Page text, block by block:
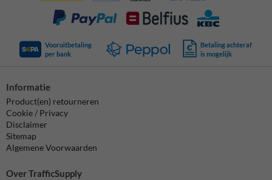
Vooruitbetaling
per bank
Betaling achteraf
is mogelijk
Informatie
Product(en) retourneren
Cookie / Privacy
Disclaimer
Sitemap
Algemene Voorwaarden
Over TrafficSupply